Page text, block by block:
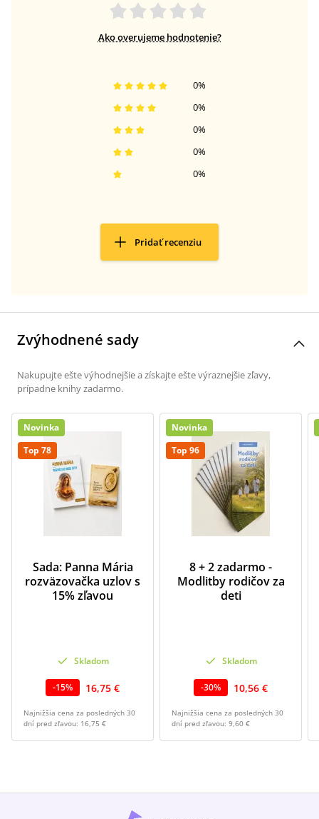
Ako overujeme hodnotenie?
0%
0%
0%
0%
0%
Pridať recenziu
Zvýhodnené sady
Nakupujte ešte výhodnejšie a získajte ešte výraznejšie zľavy,
prípadne knihy zadarmo.
Novinka
Top 78
Sada: Panna Mária
rozväzovačka uzlov s
15% zľavou
Skladom
-15% 16,75 €
Najnižšia cena za posledných 30
dní pred zľavou: 16,75 €
Novinka
Top 96
8 + 2 zadarmo -
Modlitby rodičov za
deti
Skladom
-30% 10,56 €
Najnižšia cena za posledných 30
dní pred zľavou: 9,60 €